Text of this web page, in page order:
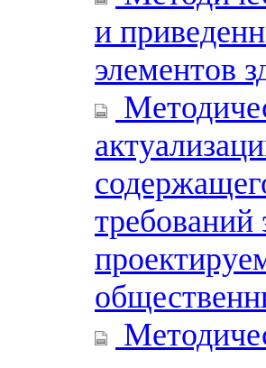
и
элементов
требований